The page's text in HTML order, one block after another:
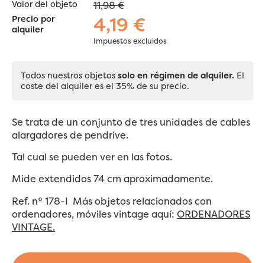
Valor del objeto 11,98 €
Precio por
alquiler
4,19 €
Impuestos excluidos
Todos nuestros objetos solo en régimen de alquiler. El
coste del alquiler es el 35% de su precio.
Se trata de un conjunto de tres unidades de cables
alargadores de pendrive.
Tal cual se pueden ver en las fotos.
Mide extendidos 74 cm aproximadamente.
Ref. nº 178-I Más objetos relacionados con
ordenadores, móviles vintage aquí: ORDENADORES
VINTAGE.